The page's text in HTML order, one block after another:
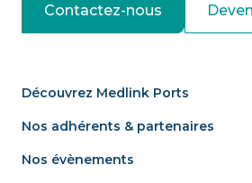
Contactez-nous
Découvrez Medlink Ports
Nos adhérents & partenaires
Nos évènements